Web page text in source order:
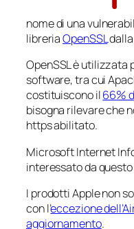
nome di una
libreriaOpenSSLdalla
OpenSSL è
software, tra cui
costituiscono il66%
bisogna rilevare che
https abilitato.
Microsoft Internet
interessato da
I prodotti Apple non
con l’eccezione
aggiornamento.